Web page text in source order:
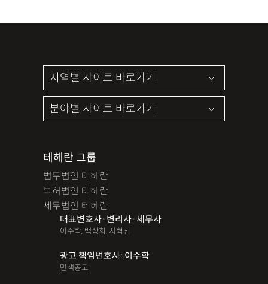
테헤란 그룹
법무법인 테헤란
특허법인 테헤란
세무법인 테헤란
대표변호사·변리사·세무사
이수학, 백상희, 서혁진
광고 책임변호사: 이수학
면책공고